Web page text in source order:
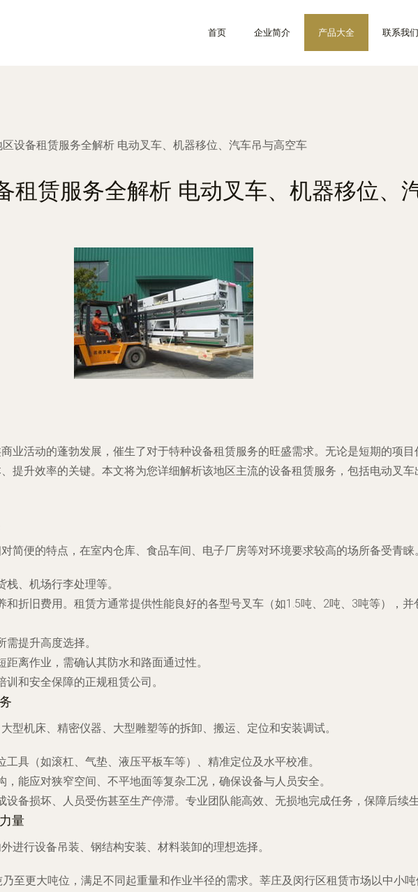
首页 企业简介 产品大全 联系我们
设备租赁服务全解析 电动叉车、机器移位、汽车吊与高空车
租赁服务全解析 电动叉车、机器移位、
业活动的蓬勃发展，催生了对于特种设备租赁服务的旺盛需求。无论是短期的项
提升效率的关键。本文将为您详细解析该地区主流的设备租赁服务，包括电动叉
简便的特点，在室内仓库、食品车间、电子厂房等对环境要求较高的场所备受青睐
、机场行李处理等。
和折旧费用。租赁方通常提供性能良好的各型号叉车（如1.5吨、2吨、3吨等），并
需提升高度选择。
离作业，需确认其防水和路面通过性。
训和安全保障的正规租赁公司。
型机床、精密仪器、大型雕塑等的拆卸、搬运、定位和安装调试。
工具（如滚杠、气垫、液压平板车等）、精准定位及水平校准。
，能应对狭窄空间、不平地面等复杂工况，确保设备与人员安全。
设备损坏、人员受伤甚至生产停滞。专业团队能高效、无损地完成任务，保障后续
量
进行设备吊装、钢结构安装、材料装卸的理想选择。
至更大吨位，满足不同起重量和作业半径的需求。莘庄及闵行区租赁市场以中小吨